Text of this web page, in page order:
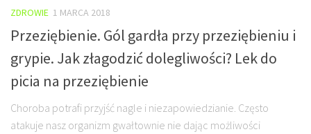
ZDROWIE 1 MARCA 2018
Przeziębienie. Gól gardła przy przeziębieniu i
grypie. Jak złagodzić dolegliwości? Lek do
picia na przeziębienie
Choroba potrafi przyjść nagle i niezapowiedzianie. Często
atakuje nasz organizm gwałtownie nie dając możliwości